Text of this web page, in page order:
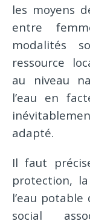
les moyens
entre
modalités
ressource
au niveau
l’eau en
adapté.
Il faut
protection,
l’eau
social